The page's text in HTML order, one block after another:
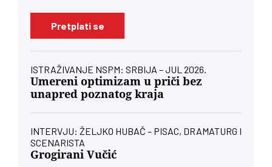
Pretplati se
ISTRAŽIVANJE NSPM: SRBIJA – JUL 2026.
Umereni optimizam u priči bez
unapred poznatog kraja
INTERVJU: ŽELJKO HUBAČ – PISAC, DRAMATURG I
SCENARISTA
Grogirani Vučić